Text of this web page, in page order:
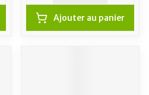
Ajouter au panier